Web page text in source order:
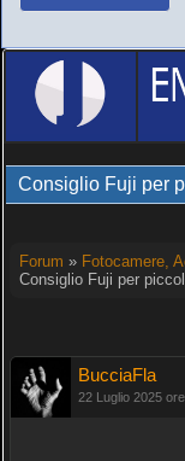
Consiglio Fuji per
Forum » Fotocamere,
Consiglio Fuji per
BucciaFla
22 Luglio 2025